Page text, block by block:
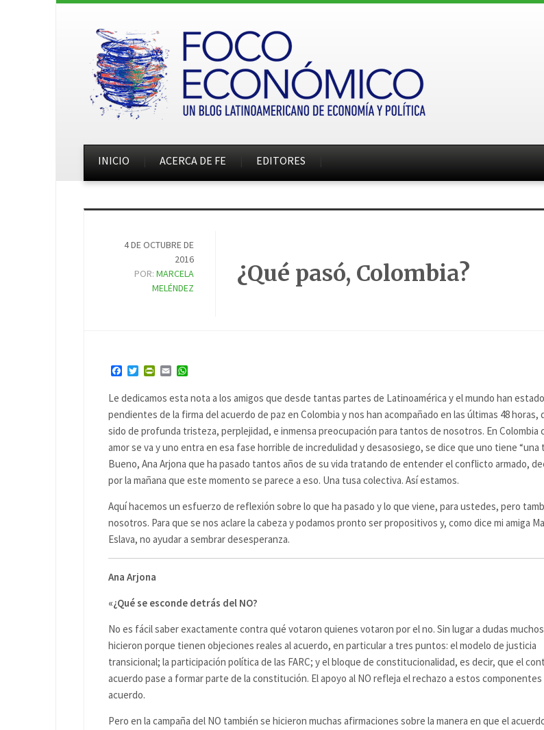
INICIO ACERCA DE FE EDITORES
4 DE OCTUBRE DE
2016
POR:MARCELA
MELÉNDEZ
¿Qué pasó, Colombia?
Facebook
TwitterPrintFriendly
Email
Le dedicamos esta nota a los amigos que desde tantas partes de Latinoamérica y el mundo han estado
pendientes de la firma del acuerdo de paz en Colombia y nos han acompañado en las últimas 48 horas,
sido de profunda tristeza, perplejidad, e inmensa preocupación para tantos de nosotros. En Colombia
amor se va y uno entra en esa fase horrible de incredulidad y desasosiego, se dice que uno tiene “una
Bueno, Ana Arjona que ha pasado tantos años de su vida tratando de entender el conflicto armado,
por la mañana que este momento se parece a eso. Una tusa colectiva. Así estamos.
Aquí hacemos un esfuerzo de reflexión sobre lo que ha pasado y lo que viene, para ustedes, pero
nosotros. Para que se nos aclare la cabeza y podamos pronto ser propositivos y, como dice mi amiga
Eslava, no ayudar a sembrar desesperanza.
Ana Arjona
«¿Qué se esconde detrás del NO?
No es fácil saber exactamente contra qué votaron quienes votaron por el no. Sin lugar a dudas
hicieron porque tienen objeciones reales al acuerdo, en particular a tres puntos: el modelo de justicia
transicional; la participación política de las FARC; y el bloque de constitucionalidad, es decir, que el
acuerdo pase a formar parte de la constitución. El apoyo al NO refleja el rechazo a estos componentes
acuerdo.
Pero en la campaña del NO también se hicieron muchas afirmaciones sobre la manera en que el